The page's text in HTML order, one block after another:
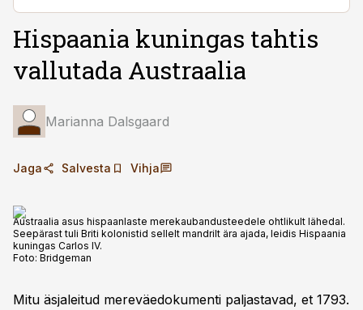
Hispaania kuningas tahtis
vallutada Austraalia
Marianna Dalsgaard
Jaga Salvesta Vihja
Austraalia asus hispaanlaste merekaubandusteedele ohtlikult lähedal.
Seepärast tuli Briti kolonistid sellelt mandrilt ära ajada, leidis Hispaania
kuningas Carlos IV.
Foto: Bridgeman
Mitu äsjaleitud mereväe­dokumenti paljastavad, et 1793.